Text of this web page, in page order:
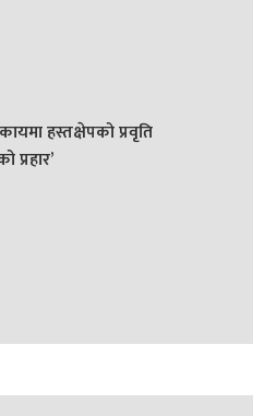
हस्तक्षेपको प्रवृति
प्रहार’